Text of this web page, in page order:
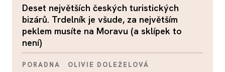
Deset největších českých turistických
bizárů. Trdelník je všude, za největším
peklem musíte na Moravu (a sklípek to
není)
PORADNA OLIVIE DOLEŽELOVÁ